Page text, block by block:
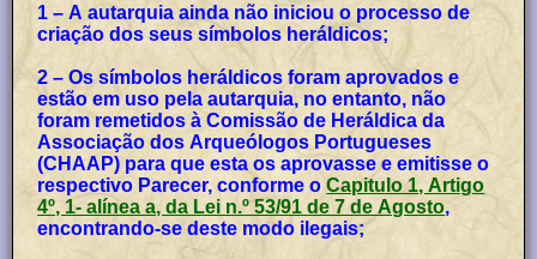
1 – A autarquia ainda não iniciou o processo de
criação dos seus símbolos heráldicos;
2 – Os símbolos heráldicos foram aprovados e
estão em uso pela autarquia, no entanto, não
foram remetidos à Comissão de Heráldica da
Associação dos Arqueólogos Portugueses
(CHAAP) para que esta os aprovasse e emitisse o
respectivo Parecer, conforme oCapitulo 1, Artigo
4º, 1- alínea a, da Lei n.º 53/91 de 7 de Agosto,
encontrando-se deste modo ilegais;